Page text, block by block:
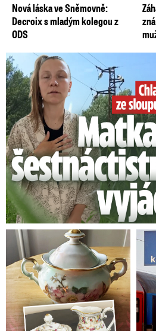
Nová láska ve Sněmovně:
Decroix s mladým kolegou z
ODS
Smrtelný pád chlapce: Matka vydala